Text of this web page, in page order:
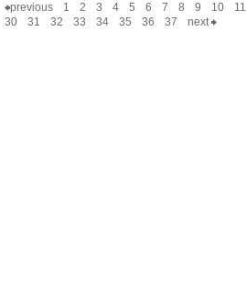
previous 1 2 3 4 5 6 7 8 9 10 11
30
31 32 33 34 35 36 37 next